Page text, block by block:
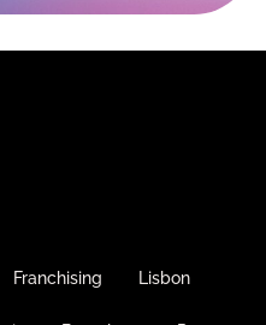
Franchising Lisbon